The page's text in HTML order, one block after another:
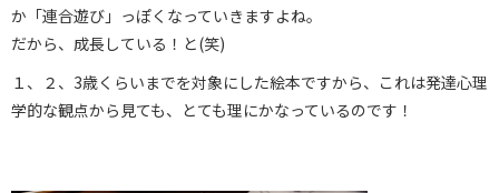
か「連合遊び」っぽくなっていきますよね。
だから、成長している！と(笑)
１、２、3歳くらいまでを対象にした絵本ですから、これは発達心理
学的な観点から見ても、とても理にかなっているのです！